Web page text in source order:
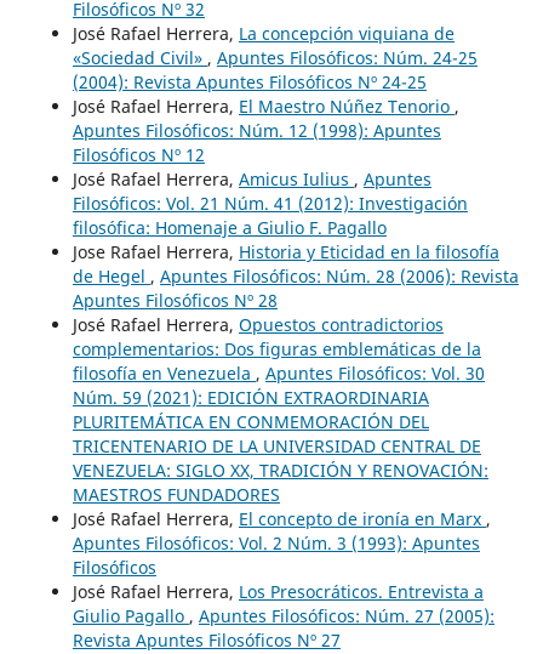
Filosóficos Nº 32
José Rafael Herrera, La concepción viquiana de
«Sociedad Civil» , Apuntes Filosóficos: Núm. 24-25
(2004): Revista Apuntes Filosóficos Nº 24-25
José Rafael Herrera, El Maestro Núñez Tenorio ,
Apuntes Filosóficos: Núm. 12 (1998): Apuntes
Filosóficos Nº 12
José Rafael Herrera, Amicus Iulius , Apuntes
Filosóficos: Vol. 21 Núm. 41 (2012): Investigación
filosófica: Homenaje a Giulio F. Pagallo
Jose Rafael Herrera, Historia y Eticidad en la filosofía
de Hegel , Apuntes Filosóficos: Núm. 28 (2006): Revista
Apuntes Filosóficos Nº 28
José Rafael Herrera, Opuestos contradictorios
complementarios: Dos figuras emblemáticas de la
filosofía en Venezuela , Apuntes Filosóficos: Vol. 30
Núm. 59 (2021): EDICIÓN EXTRAORDINARIA
PLURITEMÁTICA EN CONMEMORACIÓN DEL
TRICENTENARIO DE LA UNIVERSIDAD CENTRAL DE
VENEZUELA: SIGLO XX, TRADICIÓN Y RENOVACIÓN:
MAESTROS FUNDADORES
José Rafael Herrera, El concepto de ironía en Marx ,
Apuntes Filosóficos: Vol. 2 Núm. 3 (1993): Apuntes
Filosóficos
José Rafael Herrera, Los Presocráticos. Entrevista a
Giulio Pagallo , Apuntes Filosóficos: Núm. 27 (2005):
Revista Apuntes Filosóficos Nº 27